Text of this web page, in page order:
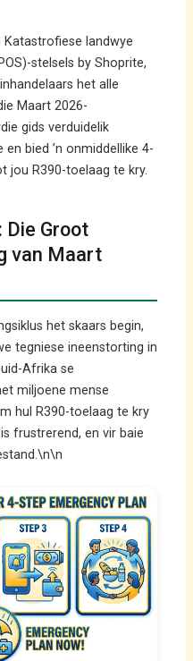
Katastrofiese landwye
stelsels by Shoprite,
het alle
Maart 2026-
gids verduidelik
bied ’n onmiddellike 4-
jou R390-toelaag te kry.
Die Groot
van Maart
het skaars begin,
tegniese ineenstorting in
Afrika se
miljoene mense
hul R390-toelaag te kry
frustrerend, en vir baie